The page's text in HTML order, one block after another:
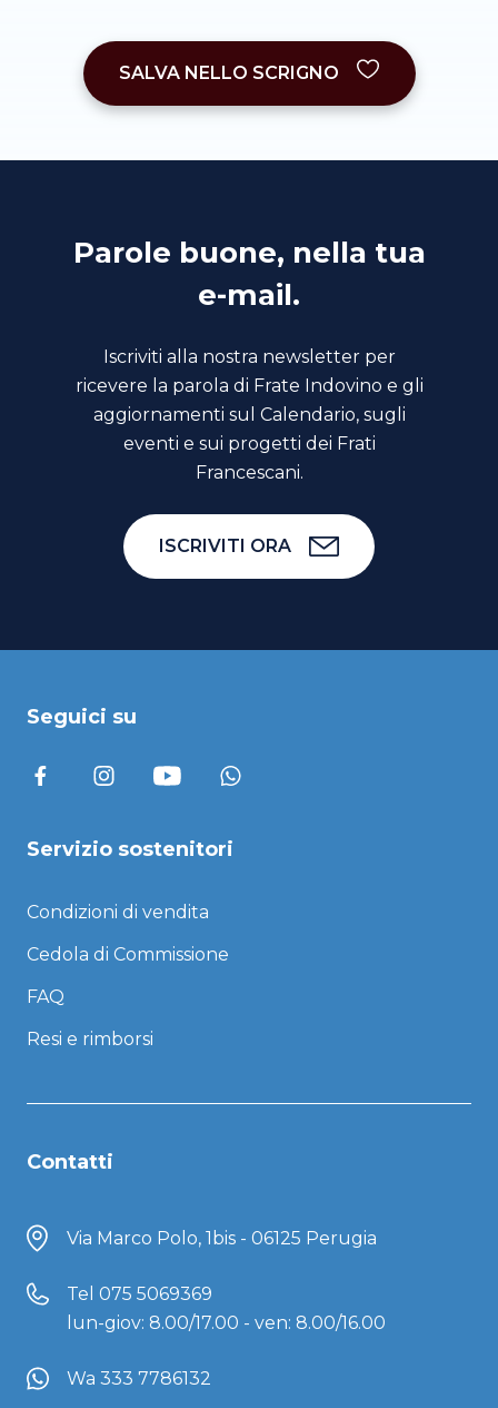
SALVA NELLO SCRIGNO
Parole buone, nella tua
e-mail.
Iscriviti alla nostra newsletter per
ricevere la parola di Frate Indovino e gli
aggiornamenti sul Calendario, sugli
eventi e sui progetti dei Frati
Francescani.
ISCRIVITI ORA
Seguici su
Servizio sostenitori
Condizioni di vendita
Cedola di Commissione
FAQ
Resi e rimborsi
Contatti
Via Marco Polo, 1bis - 06125 Perugia
Tel 075 5069369
lun-giov: 8.00/17.00 - ven: 8.00/16.00
Wa 333 7786132